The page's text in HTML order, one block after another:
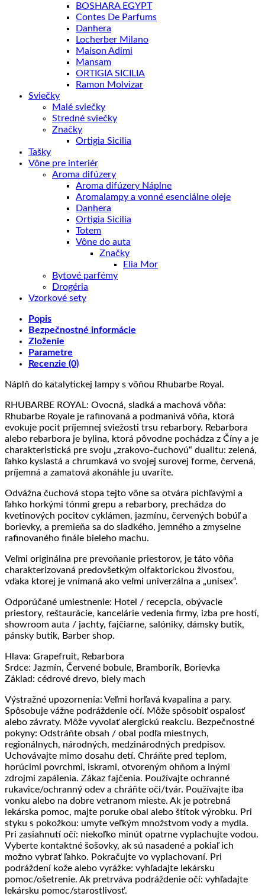
BOSHARA EGYPT
Contes De Parfums
Danhera
Locherber Milano
Maison Adimi
Mansam
ORTIGIA SICILIA
Ramon Molvizar
Sviečky
Malé sviečky
Stredné sviečky
Značky
Ortigia Sicilia
Tašky
Vône pre interiér
Aroma difúzery
Aroma difúzery Náplne
Aromalampy a vonné esenciálne oleje
Danhera
Ortigia Sicilia
Totem
Vône do auta
Značky
Elia Mor
Bytové parfémy
Drogéria
Vzorkové sety
Popis
Bezpečnostné informácie
Zloženie
Parametre
Recenzie (0)
Náplň do katalytickej lampy s vôňou Rhubarbe Royal.
RHUBARBE ROYAL: Ovocná, sladká a machová vôňa:
Rhubarbe Royale je rafinovaná a podmanivá vôňa, ktorá
evokuje pocit príjemnej sviežosti trsu rebarbory. Rebarbora
alebo rebarbora je bylina, ktorá pôvodne pochádza z Číny a je
charakteristická pre svoju „zrakovo-čuchovú“ dualitu: zelená,
ľahko kyslastá a chrumkavá vo svojej surovej forme, červená,
príjemná a zamatová akonáhle ju uvaríte.
Odvážna čuchová stopa tejto vône sa otvára pichľavými a
ľahko horkými tónmi grepu a rebarbory, prechádza do
kvetinových pocitov cyklámen, jazmínu, červených bobúľ a
borievky, a premieňa sa do sladkého, jemného a zmyselne
rafinovaného finále bieleho machu.
Veľmi originálna pre prevoňanie priestorov, je táto vôňa
charakterizovaná predovšetkým olfaktorickou živosťou,
vďaka ktorej je vnímaná ako veľmi univerzálna a „unisex“.
Odporúčané umiestnenie: Hotel / recepcia, obývacie
priestory, reštaurácie, kancelárie vedenia firmy, izba pre hostí,
showroom auta / jachty, fajčiarne, salóniky, dámsky butik,
pánsky butik, Barber shop.
Hlava: Grapefruit, Rebarbora
Srdce: Jazmín, Červené bobule, Bramborík, Borievka
Základ: cédrové drevo, biely mach
Výstražné upozornenia: Veľmi horľavá kvapalina a pary.
Spôsobuje vážne podráždenie očí. Môže spôsobiť ospalosť
alebo závraty. Môže vyvolať alergickú reakciu. Bezpečnostné
pokyny: Odstráňte obsah / obal podľa miestnych,
regionálnych, národných, medzinárodných predpisov.
Uchovávajte mimo dosahu detí. Chráňte pred teplom,
horúcimi povrchmi, iskrami, otvoreným ohňom a inými
zdrojmi zapálenia. Zákaz fajčenia. Používajte ochranné
rukavice/ochranný odev a chráňte oči/tvár. Používajte iba
vonku alebo na dobre vetranom mieste. Ak je potrebná
lekárska pomoc, majte poruke obal alebo štítok výrobku. Pri
styku s pokožkou: umyte veľkým množstvom vody a mydla.
Pri zasiahnutí očí: niekoľko minút opatrne vyplachujte vodou.
Vyberte kontaktné šošovky, ak sú nasadené a pokiaľ ich
možno vybrať ľahko. Pokračujte vo vyplachovaní. Pri
podráždení kože alebo vyrážke: vyhľadajte lekársku
pomoc/ošetrenie. Ak pretrváva podráždenie očí: vyhľadajte
lekársku pomoc/starostlivosť.